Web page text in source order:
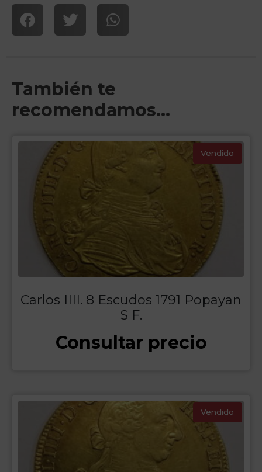
También te
recomendamos…
Vendido
Carlos IIII. 8 Escudos 1791 Popayan
S F.
Consultar precio
Vendido